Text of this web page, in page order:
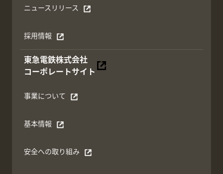
ニュースリリース
別ウィンドウで開く
採用情報
別ウィンドウで開く
東急電鉄株式会社
コーポレートサイト
別ウィンドウで開く
事業について
別ウィンドウで開く
基本情報
別ウィンドウで開く
安全への取り組み
別ウィンドウで開く